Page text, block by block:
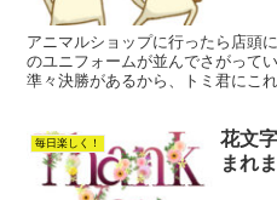
アニマルショップに行ったら店頭
のユニフォームが並んでさがって
準々決勝があるから、トミ君にこ
毎日楽しく！
花文
まれ